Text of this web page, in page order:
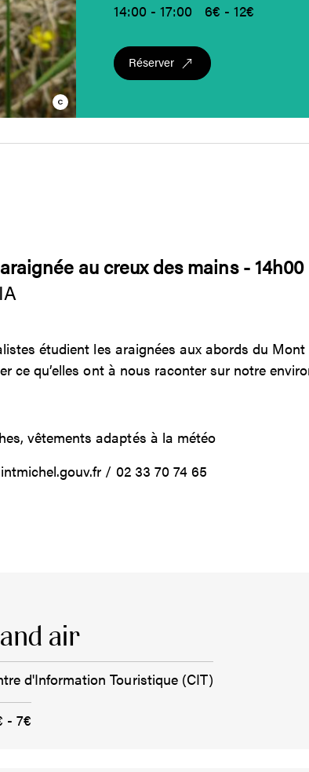
14:00 - 17:00 6€ - 12€
Réserver
au creux des mains - 14h00
étudient les araignées aux abords du
ce qu’elles ont à nous raconter sur notre
vêtements adaptés à la météo
/ 02 33 70 74 65
air
d'Information Touristique (CIT)
- 7€